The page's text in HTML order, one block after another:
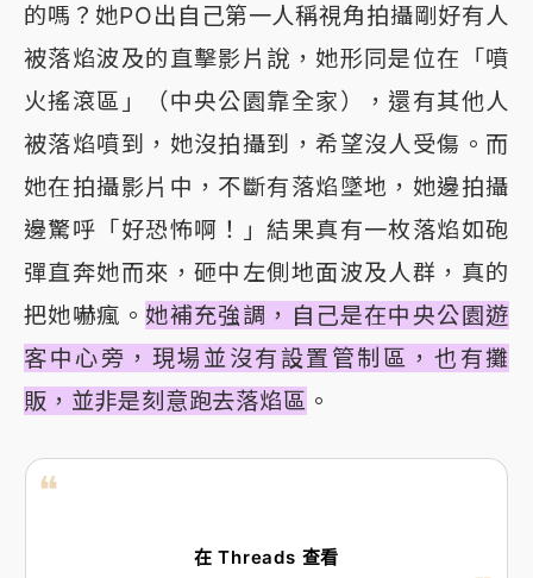
的嗎？她PO出自己第一人稱視角拍攝剛好有人
被落焰波及的直擊影片說，她形同是位在「噴
火搖滾區」（中央公園靠全家），還有其他人
被落焰噴到，她沒拍攝到，希望沒人受傷。而
她在拍攝影片中，不斷有落焰墜地，她邊拍攝
邊驚呼「好恐怖啊！」結果真有一枚落焰如砲
彈直奔她而來，砸中左側地面波及人群，真的
把她嚇瘋。 她補充強調，自己是在中央公園遊
客中心旁，現場並沒有設置管制區，也有攤
販，並非是刻意跑去落焰區 。
在 Threads 查看